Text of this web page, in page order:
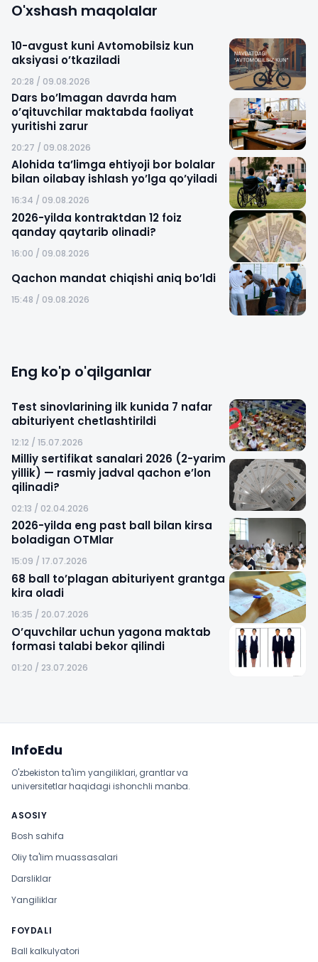
O'xshash maqolalar
10-avgust kuni Avtomobilsiz kun
aksiyasi o’tkaziladi
20:28 / 09.08.2026
Dars bo’lmagan davrda ham
o’qituvchilar maktabda faoliyat
yuritishi zarur
20:27 / 09.08.2026
Alohida ta’limga ehtiyoji bor bolalar
bilan oilabay ishlash yo’lga qo’yiladi
16:34 / 09.08.2026
2026-yilda kontraktdan 12 foiz
qanday qaytarib olinadi?
16:00 / 09.08.2026
Qachon mandat chiqishi aniq bo’ldi
15:48 / 09.08.2026
Eng ko'p o'qilganlar
Test sinovlarining ilk kunida 7 nafar
abituriyent chetlashtirildi
12:12 / 15.07.2026
Milliy sertifikat sanalari 2026 (2-yarim
yillik) — rasmiy jadval qachon e’lon
qilinadi?
02:13 / 02.04.2026
2026-yilda eng past ball bilan kirsa
boladigan OTMlar
15:09 / 17.07.2026
68 ball to’plagan abituriyent grantga
kira oladi
16:35 / 20.07.2026
O’quvchilar uchun yagona maktab
formasi talabi bekor qilindi
01:20 / 23.07.2026
InfoEdu
O'zbekiston ta'lim yangiliklari, grantlar va
universitetlar haqidagi ishonchli manba.
ASOSIY
Bosh sahifa
Oliy ta'lim muassasalari
Darsliklar
Yangiliklar
FOYDALI
Ball kalkulyatori